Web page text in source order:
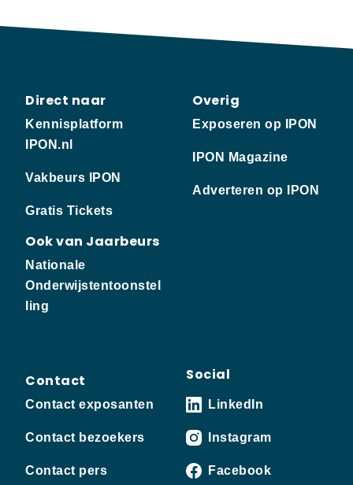
Direct naar
Kennisplatform
IPON.nl
Vakbeurs IPON
Gratis Tickets
Ook van Jaarbeurs
Nationale
Onderwijstentoonstel
ling
Overig
Exposeren op IPON
IPON Magazine
Adverteren op IPON
Contact
Contact exposanten
Contact bezoekers
Contact pers
Social
LinkedIn
Instagram
Facebook